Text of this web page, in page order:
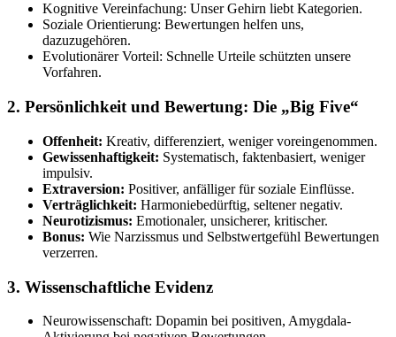
Kognitive Vereinfachung: Unser Gehirn liebt Kategorien.
Soziale Orientierung: Bewertungen helfen uns,
dazuzugehören.
Evolutionärer Vorteil: Schnelle Urteile schützten unsere
Vorfahren.
2. Persönlichkeit und Bewertung: Die „Big Five“
Offenheit: Kreativ, differenziert, weniger voreingenommen.
Gewissenhaftigkeit: Systematisch, faktenbasiert, weniger
impulsiv.
Extraversion: Positiver, anfälliger für soziale Einflüsse.
Verträglichkeit: Harmoniebedürftig, seltener negativ.
Neurotizismus: Emotionaler, unsicherer, kritischer.
Bonus: Wie Narzissmus und Selbstwertgefühl Bewertungen
verzerren.
3. Wissenschaftliche Evidenz
Neurowissenschaft: Dopamin bei positiven, Amygdala-